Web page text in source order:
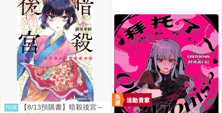
預購
【8/13預購書】暗殺後宮～